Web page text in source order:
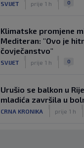
SVIJET prije 1 h 0
Klimatske promjene
Mediteran: "Ovo je
čovječanstvo"
SVIJET prije 1 h 0
Urušio se balkon u
mladića završila u
CRNA KRONIKA prije 1 h